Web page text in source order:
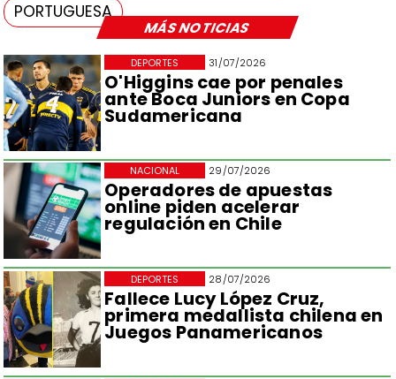
MÁS NOTICIAS
31/07/2026
O'Higgins cae por penales
ante Boca Juniors en Copa
Sudamericana
DEPORTES
29/07/2026
Operadores de apuestas
online piden acelerar
regulación en Chile
NACIONAL
28/07/2026
Fallece Lucy López Cruz,
primera medallista chilena en
Juegos Panamericanos
DEPORTES
PORTUGUESA